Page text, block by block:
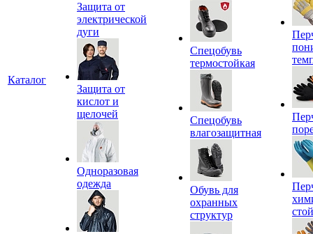
Каталог
Защита от
электрической
дуги
Защита от
кислот и
щелочей
Одноразовая
одежда
Спецобувь
термостойкая
Спецобувь
влагозащитная
Обувь для
охранных
структур